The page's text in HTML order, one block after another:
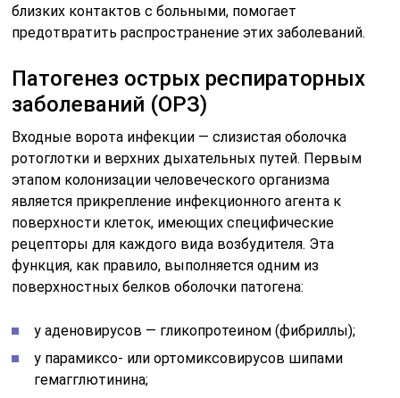
близких контактов с больными, помогает
предотвратить распространение этих заболеваний.
Патогенез острых респираторных
заболеваний (ОРЗ)
Входные ворота инфекции — слизистая оболочка
ротоглотки и верхних дыхательных путей. Первым
этапом колонизации человеческого организма
является прикрепление инфекционного агента к
поверхности клеток, имеющих специфические
рецепторы для каждого вида возбудителя. Эта
функция, как правило, выполняется одним из
поверхностных белков оболочки патогена:
у аденовирусов — гликопротеином (фибриллы);
у парамиксо- или ортомиксовирусов шипами
гемагглютинина;